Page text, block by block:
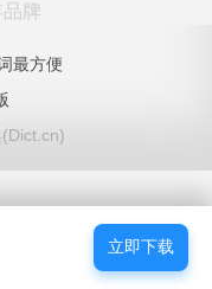
牌
最方便
立即下载
立即下载